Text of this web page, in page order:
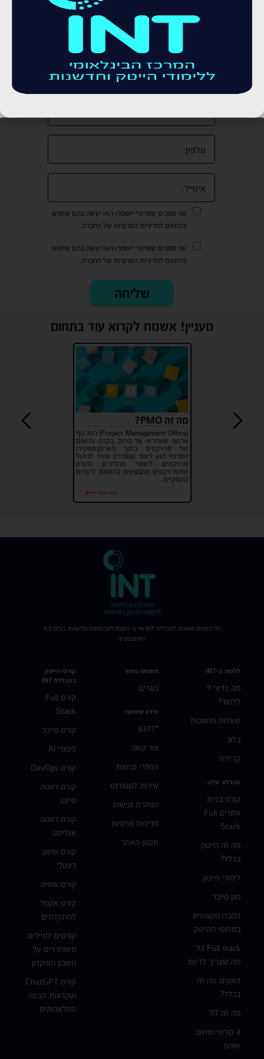
שכר גבוה ותנאי עבודה מעולים. עם ההכשרות המתאימות והכישורים
הנדרשים, נשים יכולות להצליח ולהתפתח במגוון תפקידים מרתקים
בהייטק, וליהנות מקריירה מספקת ומאתגרת המותאמת לצרכיהן
לקביעת שיחת ייעוץ חינם
אני מסכים שפרטיי יישמרו ו/או יעשה בהם שימוש
בהתאם למדיניות הפרטיות של החברה.
אני מסכים שפרטיי יישמרו ו/או יעשה בהם שימוש
בהתאם למדיניות הפרטיות של החברה.
מעניין! אשמח לקרוא עוד בתחום
מה זה PMO?
(Project Management Office) הוא גוף
ארגוני שאחראי על ניהול, בקרה ותיאום
של פרויקטים בתוך הארגון.תפקידו
המרכזי הוא ליצור סטנדרט אחיד לניהול
פרויקטים, לשפר תהליכים ולוודא
שהפרויקטים מתבצעים בהתאם ליעדים
העסקיים...
בואו נמשיך
ללמוד ב-INT
מה כדאי לי
ללמוד?
שאלות ותשובות
בלוג
קריירה
מהבלוג שלנו
קורס בניית
אתרים Full
Stack
מה זה הייטק
בכלל?
לימודי הייטק
מגן סייבר
הסבה מקצועית
בתחומי ההייטק
Full stack כל
מה שצריך לדעת
האקינג מה זה
בכלל?
מה זה IT?
4 קורסי מחשב
שווים
תשמעו סיפור
בוגרים
מידע שימושי
*6377
צור קשר
הסדרי נגישות
שירות לסטודנט
הצהרת נגישות
מדיניות פרטיות
תקנון האתר
קורסי הייטק
במכללת INT
קורס Full
Stack
קורס סייבר
לימודי AI
קורס DevOps
קורס דאטה
סיינס
קורס דאטה
אנליסט
קורס שיווק
דיגטלי
קורס אופיס
קורס אקסל
למתקדמים
קורסים לחיילים
משוחררים על
חשבון הפיקדון
קורס ChatGPT
ועקרונות הבינה
המלאכותית
כל הזכויות שמורות למכללת INT איי טי המוסד לטכנולוגיה וחדשנות בע"מ ח.פ
515326767